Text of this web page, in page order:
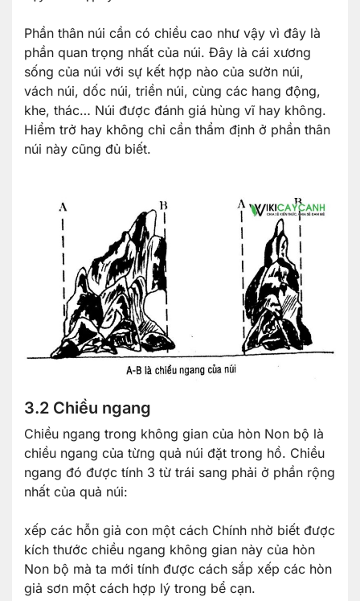
Phần thân núi cần có chiều cao như vậy vì đây là
phần quan trọng nhất của núi. Đây là cái xương
sống của núi với sự kết hợp nào của sườn núi,
vách núi, dốc núi, triền núi, cùng các hang động,
khe, thác… Núi được đánh giá hùng vĩ hay không.
Hiểm trở hay không chỉ cần thẩm định ở phần thân
núi này cũng đủ biết.
3.2 Chiều ngang
Chiều ngang trong không gian của hòn Non bộ là
chiều ngang của từng quả núi đặt trong hồ. Chiều
ngang đó được tính 3 từ trái sang phải ở phần rộng
nhất của quả núi:
xếp các hỗn giả con một cách Chính nhờ biết được
kích thước chiều ngang không gian này của hòn
Non bộ mà ta mới tính được cách sắp xếp các hòn
giả sơn một cách hợp lý trong bể cạn.